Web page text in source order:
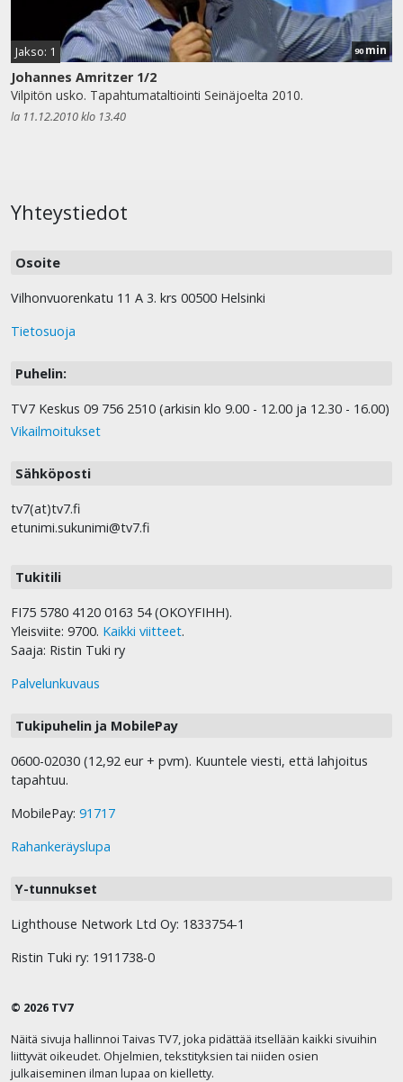
Jakso: 1 90 min
Johannes Amritzer 1/2
Vilpitön usko. Tapahtumataltiointi Seinäjoelta 2010.
la 11.12.2010 klo 13.40
Yhteystiedot
Osoite
Vilhonvuorenkatu 11 A 3. krs 00500 Helsinki
Tietosuoja
Puhelin:
TV7 Keskus 09 756 2510 (arkisin klo 9.00 - 12.00 ja 12.30 - 16.00)
Vikailmoitukset
Sähköposti
tv7(at)tv7.fi
etunimi.sukunimi@tv7.fi
Tukitili
FI75 5780 4120 0163 54 (OKOYFIHH).
Yleisviite: 9700. Kaikki viitteet.
Saaja: Ristin Tuki ry
Palvelunkuvaus
Tukipuhelin ja MobilePay
0600-02030 (12,92 eur + pvm). Kuuntele viesti, että lahjoitus
tapahtuu.
MobilePay: 91717
Rahankeräyslupa
Y-tunnukset
Lighthouse Network Ltd Oy: 1833754-1
Ristin Tuki ry: 1911738-0
© 2026 TV7
Näitä sivuja hallinnoi Taivas TV7, joka pidättää itsellään kaikki sivuihin
liittyvät oikeudet. Ohjelmien, tekstityksien tai niiden osien
julkaiseminen ilman lupaa on kielletty.